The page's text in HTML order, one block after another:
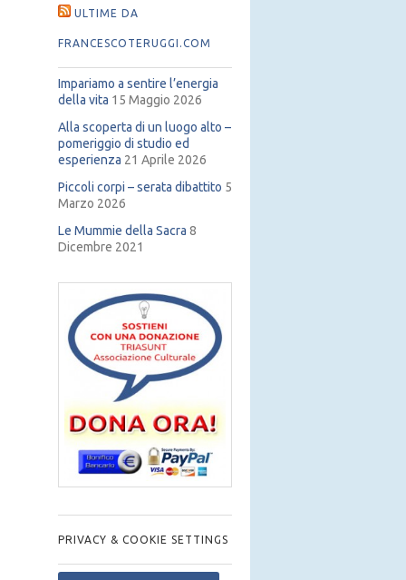
ULTIME DA
FRANCESCOTERUGGI.COM
Impariamo a sentire l’energia
della vita 15 Maggio 2026
Alla scoperta di un luogo alto –
pomeriggio di studio ed
esperienza 21 Aprile 2026
Piccoli corpi – serata dibattito 5
Marzo 2026
Le Mummie della Sacra 8
Dicembre 2021
PRIVACY & COOKIE SETTINGS